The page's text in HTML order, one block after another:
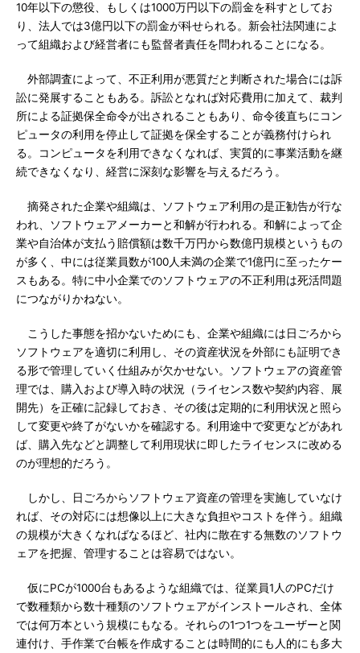
10年以下の懲役、もしくは1000万円以下の罰金を科すとしてお
り、法人では3億円以下の罰金が科せられる。新会社法関連によ
って組織および経営者にも監督者責任を問われることになる。
外部調査によって、不正利用が悪質だと判断された場合には訴
訟に発展することもある。訴訟となれば対応費用に加えて、裁判
所による証拠保全命令が出されることもあり、命令後直ちにコン
ピュータの利用を停止して証拠を保全することが義務付けられ
る。コンピュータを利用できなくなれば、実質的に事業活動を継
続できなくなり、経営に深刻な影響を与えるだろう。
摘発された企業や組織は、ソフトウェア利用の是正勧告が行な
われ、ソフトウェアメーカーと和解が行われる。和解によって企
業や自治体が支払う賠償額は数千万円から数億円規模というもの
が多く、中には従業員数が100人未満の企業で1億円に至ったケー
スもある。特に中小企業でのソフトウェアの不正利用は死活問題
につながりかねない。
こうした事態を招かないためにも、企業や組織には日ごろから
ソフトウェアを適切に利用し、その資産状況を外部にも証明でき
る形で管理していく仕組みが欠かせない。ソフトウェアの資産管
理では、購入および導入時の状況（ライセンス数や契約内容、展
開先）を正確に記録しておき、その後は定期的に利用状況と照ら
して変更や終了がないかを確認する。利用途中で変更などがあれ
ば、購入先などと調整して利用現状に即したライセンスに改める
のが理想的だろう。
しかし、日ごろからソフトウェア資産の管理を実施していなけ
れば、その対応には想像以上に大きな負担やコストを伴う。組織
の規模が大きくなればなるほど、社内に散在する無数のソフトウ
ェアを把握、管理することは容易ではない。
仮にPCが1000台もあるような組織では、従業員1人のPCだけ
で数種類から数十種類のソフトウェアがインストールされ、全体
では何万本という規模にもなる。それらの1つ1つをユーザーと関
連付け、手作業で台帳を作成することは時間的にも人的にも多大